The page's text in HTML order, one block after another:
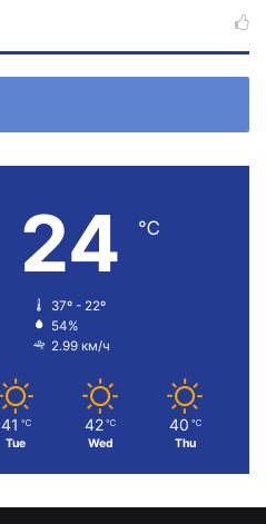
24 ℃
37º - 22º
54%
2.99 км/ч
41 ℃
Tue
42 ℃
Wed
40 ℃
Thu